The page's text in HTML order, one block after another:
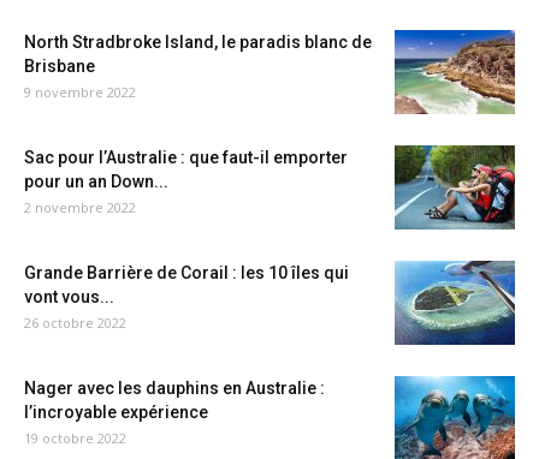
North Stradbroke Island, le paradis blanc de
Brisbane
9 novembre 2022
Sac pour l’Australie : que faut-il emporter
pour un an Down...
2 novembre 2022
Grande Barrière de Corail : les 10 îles qui
vont vous...
26 octobre 2022
Nager avec les dauphins en Australie :
l’incroyable expérience
19 octobre 2022